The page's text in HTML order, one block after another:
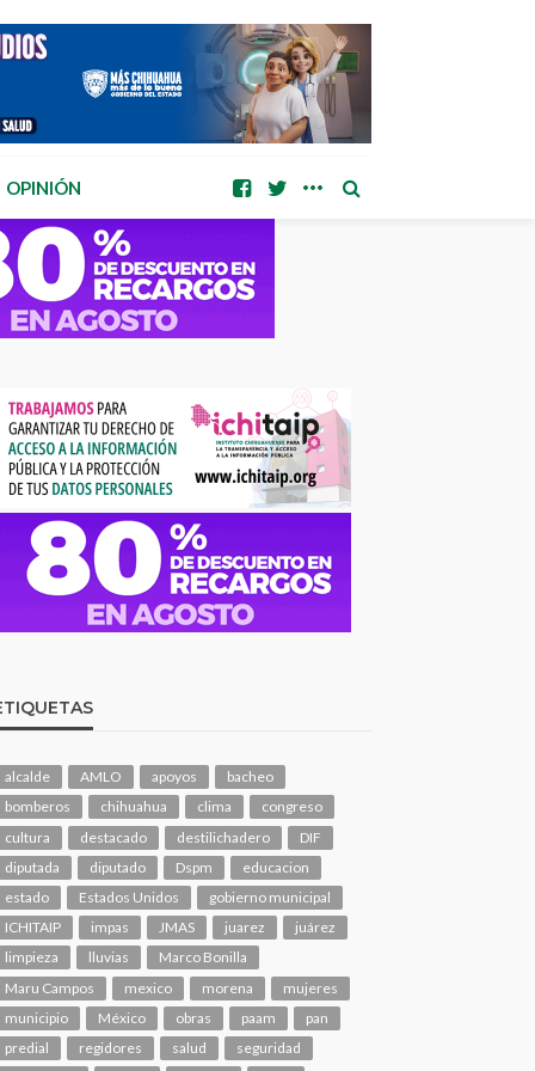
OPINIÓN
alcalde AMLO apoyos
bacheo
bomberos
chihuahua clima
congreso
cultura
destacado destilichadero
DIF
diputada
diputado Dspm
educacion
estado
Estados Unidos
gobierno municipal
ICHITAIP
impas JMAS juarez
juárez
limpieza
lluvias
Marco Bonilla
Maru Campos
mexico morena
mujeres
municipio
México obras paam
pan
predial
regidores salud
seguridad